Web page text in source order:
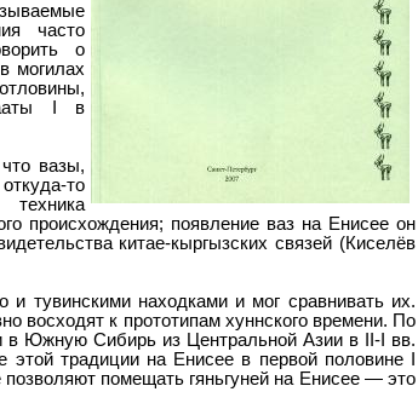
часто
о
могилах
I в
вазы,
то
происхождения; появление ваз на Енисее он
китае-кыргызских связей (Киселёв
тувинскими находками и мог сравнивать их.
восходят к прототипам хуннского времени. По
в Южную Сибирь из Центральной Азии в II-I вв.
традиции на Енисее в первой половине I
помещать гяньгуней на Енисее — это